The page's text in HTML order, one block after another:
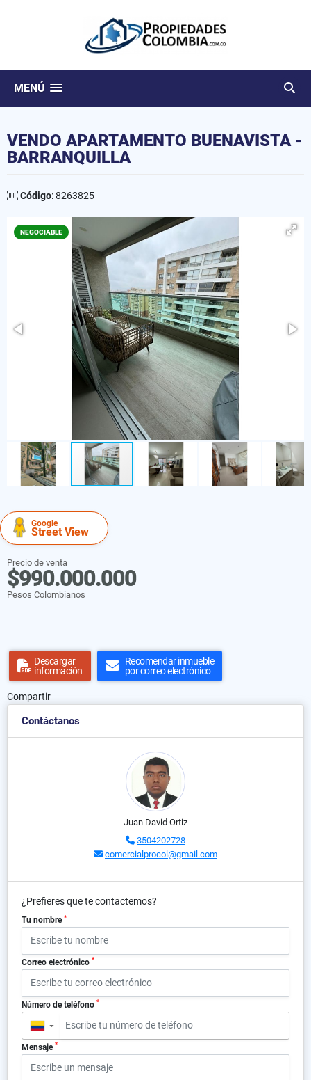
MENÚ
VENDO APARTAMENTO BUENAVISTA -
BARRANQUILLA
Código: 8263825
NEGOCIABLE
Google
Street View
Precio de venta
$990.000.000
Pesos Colombianos
Descargar
información
Recomendar inmueble
por correo electrónico
Compartir
Contáctanos
Juan David Ortiz
3504202728
comercialprocol@gmail.com
¿Prefieres que te contactemos?
Tu nombre *
Correo electrónico *
Número de teléfono *
▼
Mensaje *